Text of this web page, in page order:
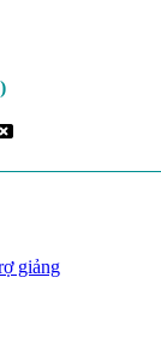
giảng